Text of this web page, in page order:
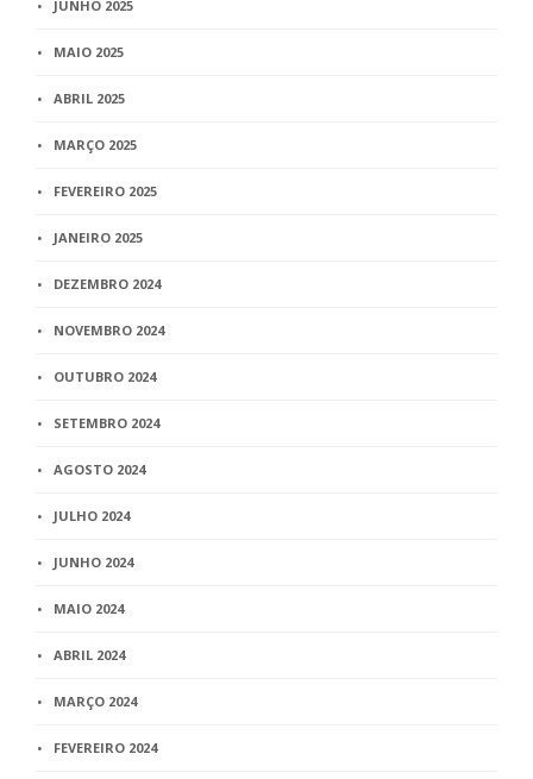
JUNHO 2025
MAIO 2025
ABRIL 2025
MARÇO 2025
FEVEREIRO 2025
JANEIRO 2025
DEZEMBRO 2024
NOVEMBRO 2024
OUTUBRO 2024
SETEMBRO 2024
AGOSTO 2024
JULHO 2024
JUNHO 2024
MAIO 2024
ABRIL 2024
MARÇO 2024
FEVEREIRO 2024